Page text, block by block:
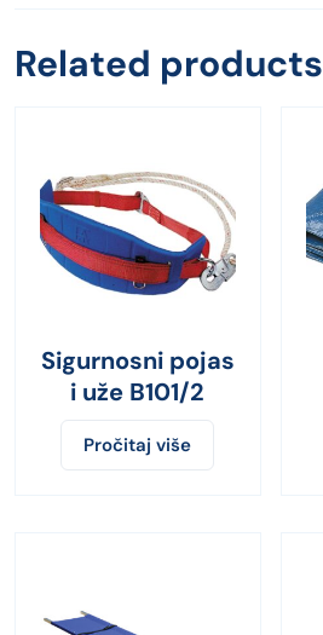
Related products
Sigurnosni pojas
i uže B101/2
Pročitaj više